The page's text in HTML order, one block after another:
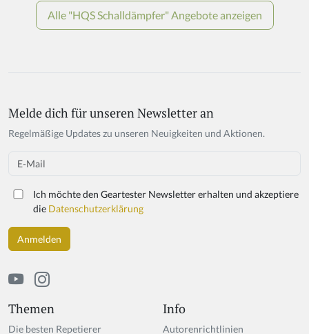
Themen
Die besten Repetierer
Info
Autorenrichtlinien
If
y
h
a
n,
ig
n
o
Melde dich für unseren Newsletter an
Regelmäßige Updates zu unseren Neuigkeiten und Aktionen.
Email
Ich möchte den Geartester Newsletter erhalten und akzeptiere
die Datenschutzerklärung